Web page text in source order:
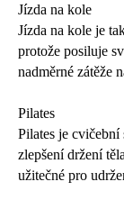
Jízda na kole
Jízda na kole je
protože posiluje
nadměrné zátěže
Pilates
Pilates je cvičební
zlepšení držení
užitečné pro